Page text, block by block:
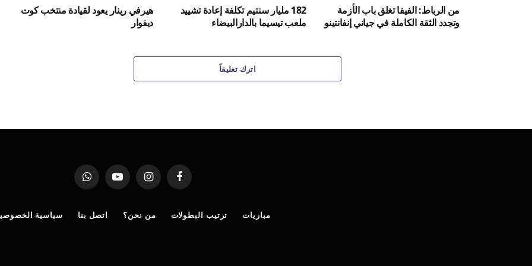
من الرباط: الفيفا تغلق باب الأزمة
وتجدد الثقة الكاملة في جياني إنفانتينو
182 مليار سنتيم تكلفة إعادة تشييد
ملعب تيسيما بالدارالبيضاء
هيرفي رينار يعود لقيادة منتخب كوت
ديفوار
اترك تعليقاً
فيسبوك الانستغراميوتيوب واتساب
مباريات ترتيب البطولات من نحن؟ اتصل بنا سياسية